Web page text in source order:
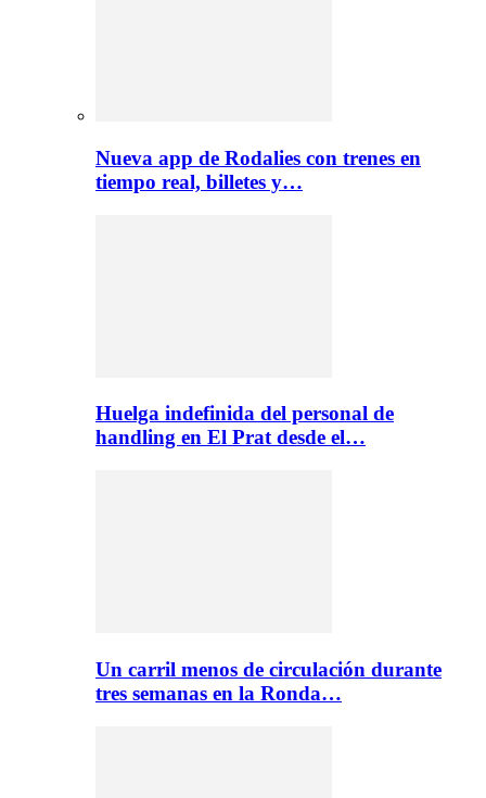
Nueva app de Rodalies con trenes en
tiempo real, billetes y…
Huelga indefinida del personal de
handling en El Prat desde el…
Un carril menos de circulación durante
tres semanas en la Ronda…